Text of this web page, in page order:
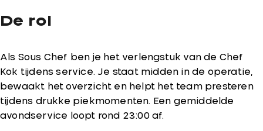
De rol
Als Sous Chef ben je het verlengstuk van de Chef
Kok tijdens service. Je staat midden in de operatie,
bewaakt het overzicht en helpt het team presteren
tijdens drukke piekmomenten. Een gemiddelde
avondservice loopt rond 23:00 af.